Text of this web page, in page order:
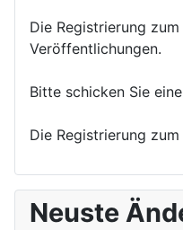
Die Registrierung
Veröffentlichungen.
Bitte schicken Sie
Die Registrierung
Neuste